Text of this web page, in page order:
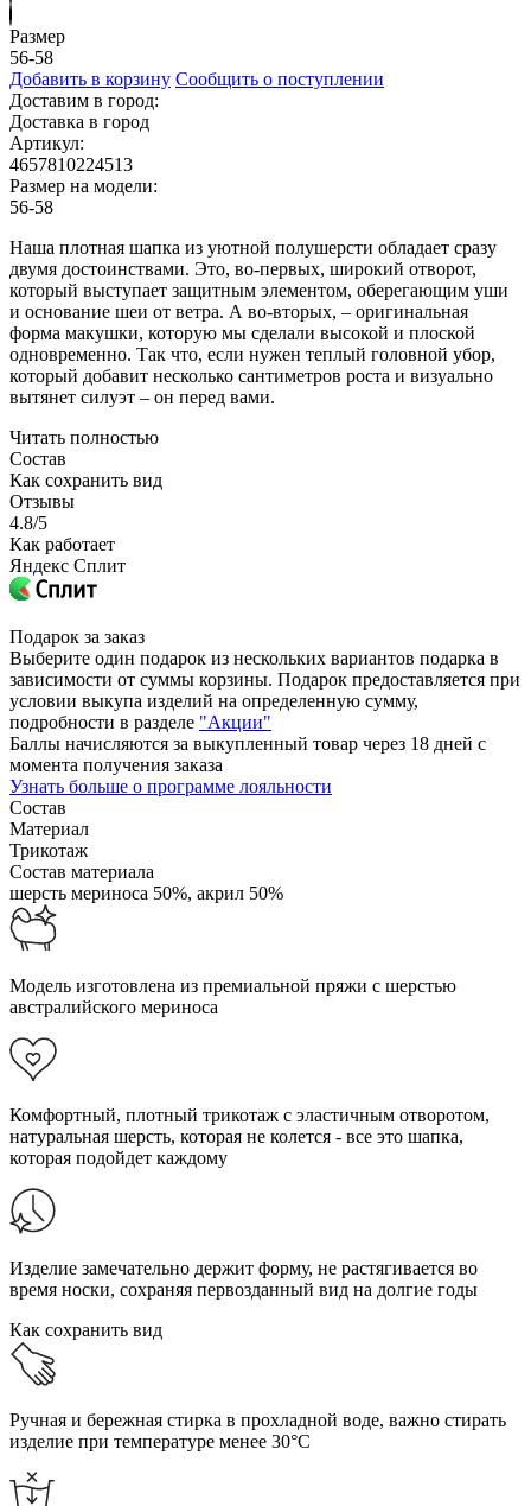
Размер
56-58
Добавить в корзину Сообщить о поступлении
Доставим в город:
Доставка в город
Артикул:
4657810224513
Размер на модели:
56-58
Наша плотная шапка из уютной полушерсти обладает сразу
двумя достоинствами. Это, во-первых, широкий отворот,
который выступает защитным элементом, оберегающим уши
и основание шеи от ветра. А во-вторых, – оригинальная
форма макушки, которую мы сделали высокой и плоской
одновременно. Так что, если нужен теплый головной убор,
который добавит несколько сантиметров роста и визуально
вытянет силуэт – он перед вами.
Читать полностью
Состав
Как сохранить вид
Отзывы
4.8/5
Как работает
Яндекс Сплит
Подарок за заказ
Выберите один подарок из нескольких вариантов подарка в
зависимости от суммы корзины. Подарок предоставляется при
условии выкупа изделий на определенную сумму,
подробности в разделе "Акции"
Баллы начисляются за выкупленный товар через 18 дней с
момента получения заказа
Узнать больше о программе лояльности
Состав
Материал
Трикотаж
Состав материала
шерсть мериноса 50%, акрил 50%
Модель изготовлена из премиальной пряжи с шерстью
австралийского мериноса
Комфортный, плотный трикотаж с эластичным отворотом,
натуральная шерсть, которая не колется - все это шапка,
которая подойдет каждому
Изделие замечательно держит форму, не растягивается во
время носки, сохраняя первозданный вид на долгие годы
Как сохранить вид
Ручная и бережная стирка в прохладной воде, важно стирать
изделие при температуре менее 30°C